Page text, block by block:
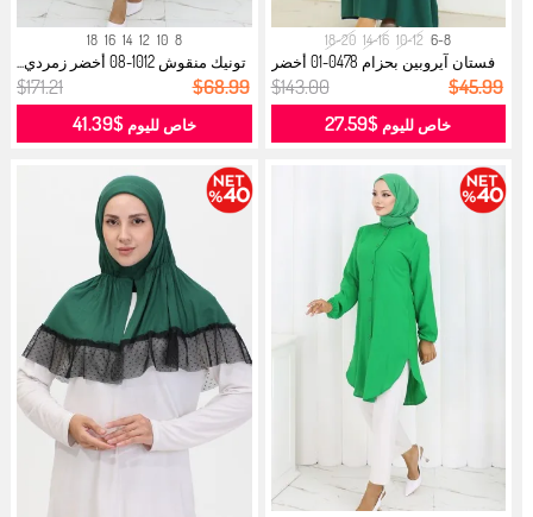
6-8
10-12
14-16
18-20
فستان آيروبين بحزام 0478-01 أخضر
زم...
$143.00 $45.99
خاص لليوم $27.59
8
10
12
14
16
18
تونيك منقوش 1012-08 أخضر زمردي...
$171.21 $68.99
خاص لليوم$41.39